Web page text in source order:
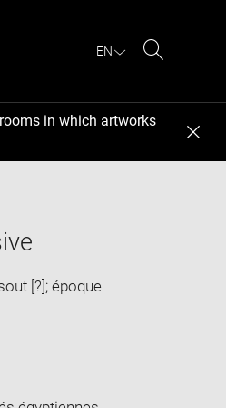
EN
in which artworks
[?]; époque